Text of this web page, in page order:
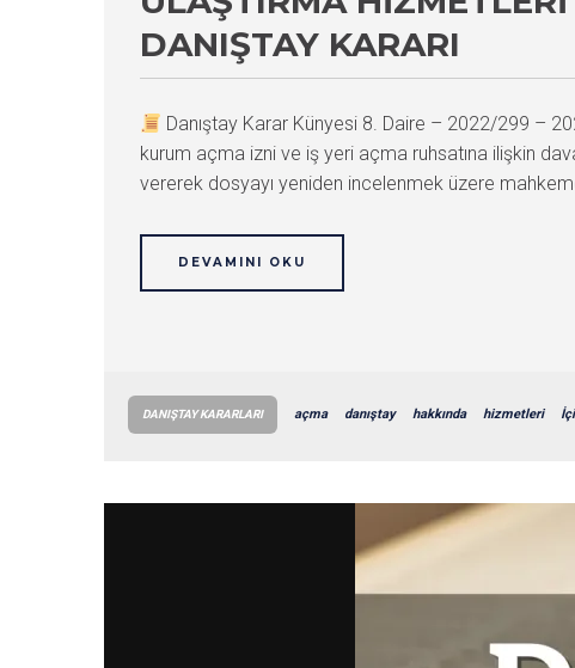
DANIŞTAY KARARI
Danıştay Karar Künyesi 8. Daire – 2022/299 –
kurum açma izni ve iş yeri açma ruhsatına ilişkin
vererek dosyayı yeniden incelenmek üzere
DEVAMINI OKU
DANIŞTAY KARARLARI açma danıştay hakkında hizmetleri